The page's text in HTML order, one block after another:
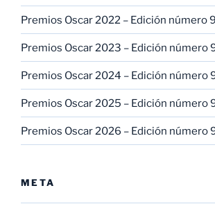
Premios Oscar 2022 – Edición número
Premios Oscar 2023 – Edición número
Premios Oscar 2024 – Edición número
Premios Oscar 2025 – Edición número
Premios Oscar 2026 – Edición número
META